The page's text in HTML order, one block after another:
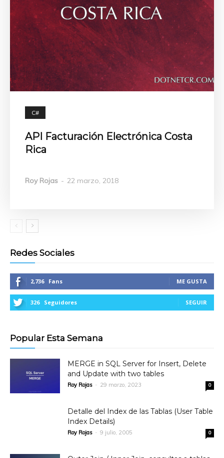
C#
API Facturación Electrónica Costa
Rica
Roy Rojas - 22 marzo, 2018
Redes Sociales
2,736 Fans ME GUSTA
326 Seguidores SEGUIR
Popular Esta Semana
MERGE in SQL Server for Insert, Delete
and Update with two tables
Roy Rojas - 29 marzo, 2023 0
Detalle del Index de las Tablas (User Table
Index Details)
Roy Rojas - 9 julio, 2005 0